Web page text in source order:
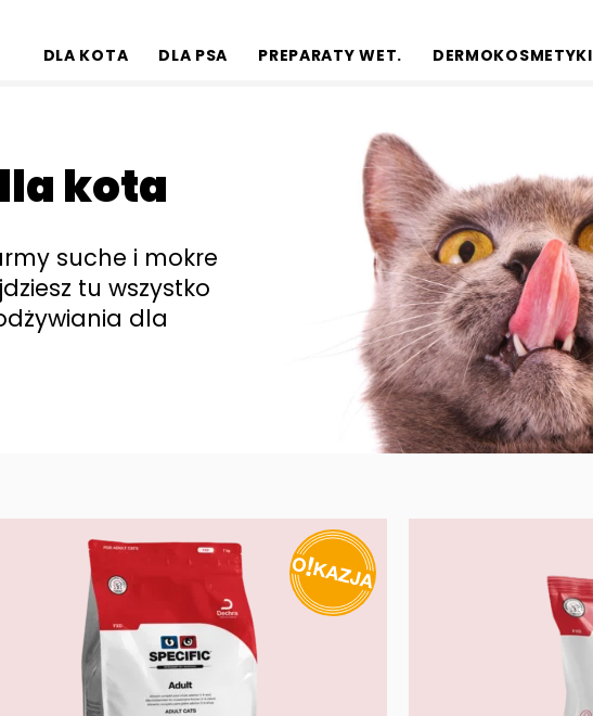
DLA KOTA
DLA PSA PREPARATY WET. DERMOKOSMETYKI
kota
suche i mokre
tu wszystko
dla